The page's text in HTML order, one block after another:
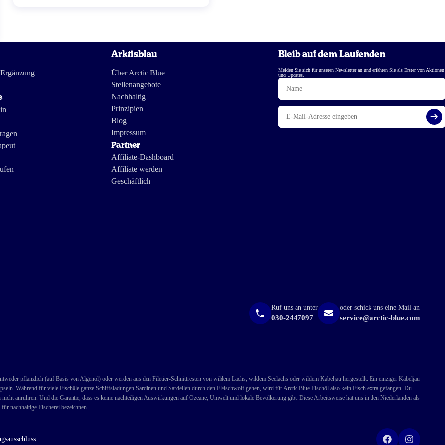
Arktisblau
Über Arctic Blue
Stellenangebote
Nachhaltig
Prinzipien
Blog
Impressum
Partner
Affiliate-Dashboard
Affiliate werden
Geschäftlich
Bleib auf dem Laufenden
Melden Sie sich für unseren Newsletter an und erfahren Sie als Erster von Aktionen
und Updates.
Name
E-
Mail
Ruf uns an unter
030-2447097
oder schick uns eine Mail an
service@arctic-blue.com
pflanzlich (auf Basis von Algenöl) oder werden aus den Filetier-Schnittresten von wildem Lachs, wildem Seelachs oder wildem Kabeljau hergestellt. Ein einziger Kabeljau
Während für viele Fischöle ganze Schiffsladungen Sardinen und Sardellen durch den Fleischwolf gehen, wird für Arctic Blue Fischöl also kein Fisch extra gefangen. Du
anrühren. Und die Garantie, dass es keine nachteiligen Auswirkungen auf Ozeane, Umwelt und lokale Bevölkerung gibt. Diese Arbeitsweise hat uns in den Niederlanden als
nachhaltige Fischerei bezeichnen.